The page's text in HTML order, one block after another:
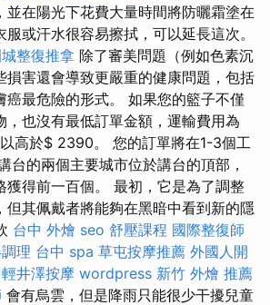
並在陽光下花費大量時間將防曬霜塗在
或汗水很容易擦拭，可以延長這次。
整復推拿 除了審美問題（例如色素沉
損害還會導致更嚴重的健康問題，包括
癌最危險的形式。 如果您的籃子不僅
，也沒有最低訂單金額，運輸費用為
高於$ 2390。 您的訂單將在1-3個工
台的兩個主要城市位於講台的頂部，
獲得前一百個。 最初，它是為了調整
但其佩戴者將能夠在黑暗中看到新的隱
台中 外燴 seo 舒壓課程 國際整復師
理 台中 spa 草屯按摩推薦 外國人開
井澤按摩 wordpress 新竹 外燴 推薦
會有烏雲，但是降雨只能很少干擾兒童